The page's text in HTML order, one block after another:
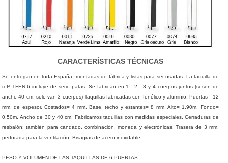
CARACTERÍSTICAS TÉCNICAS
Se entregan en toda España, montadas de fábrica y listas para ser usadas. La taquilla de
refª TFEN-6 incluye de serie patas. Se fabrican en 1 - 2 - 3 y 4 cuerpos juntos (si son de
ancho 40 cm. solo van 3 cuerpos) Taquillas fabricadas con fenólico y aluminio. Puertas= 12
mm. de espesor. Costados= 4 mm. Base, techo y estantes= 8 mm. Alto= 1,90m. Fondo=
0,50m. Ancho de 30 y 40 cm. Fabricamos taquillas con medidas especiales. Cerraduras de
resbalón; también para candado, combinación, moneda y electrónicas. Trasera de 3 mm.
perforada para la ventilación. Bisagras de acero inoxidable.
-
PESO Y VOLUMEN DE LAS TAQUILLAS DE 6 PUERTAS=